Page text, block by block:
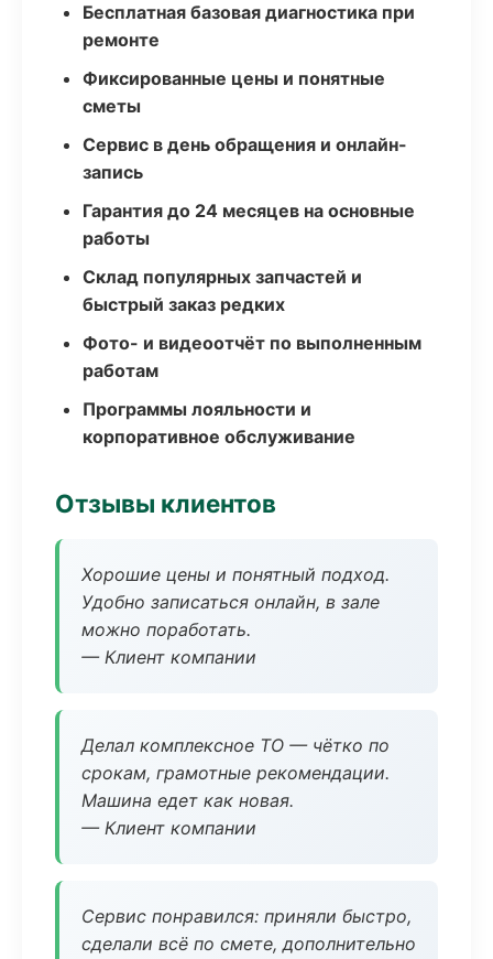
Бесплатная базовая диагностика при
ремонте
Фиксированные цены и понятные
сметы
Сервис в день обращения и онлайн-
запись
Гарантия до 24 месяцев на основные
работы
Склад популярных запчастей и
быстрый заказ редких
Фото- и видеоотчёт по выполненным
работам
Программы лояльности и
корпоративное обслуживание
Отзывы клиентов
Хорошие цены и понятный подход.
Удобно записаться онлайн, в зале
можно поработать.
— Клиент компании
Делал комплексное ТО — чётко по
срокам, грамотные рекомендации.
Машина едет как новая.
— Клиент компании
Сервис понравился: приняли быстро,
сделали всё по смете, дополнительно